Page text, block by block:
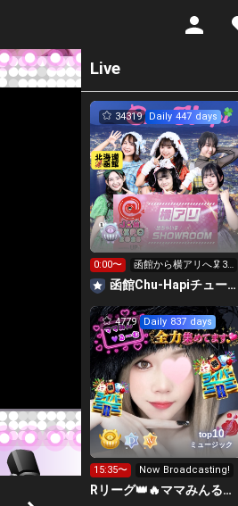
Live
34319 Daily 447 days
0:00〜
函館から横アリへ🦑33
0万pt目標！キラ星
求！
函館Chu-Hapiチューハピ🌈
top10
ミュージック
4779 Daily 837 days
15:35〜 Now Broadcasting!
Rリーグ👑🔥ママみんるーむ💁‍♀️💜